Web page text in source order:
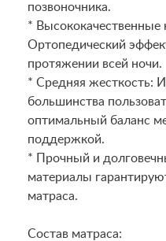
позвоночника.
* Высококачественные
Ортопедический
протяжении всей ночи.
* Средняя жесткость:
большинства
оптимальный баланс
поддержкой.
* Прочный и
материалы
матраса.
Состав матраса: